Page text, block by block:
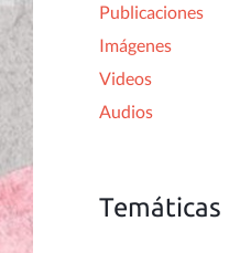
:
Publicaciones
Imágenes
Videos
Audios
Temáticas